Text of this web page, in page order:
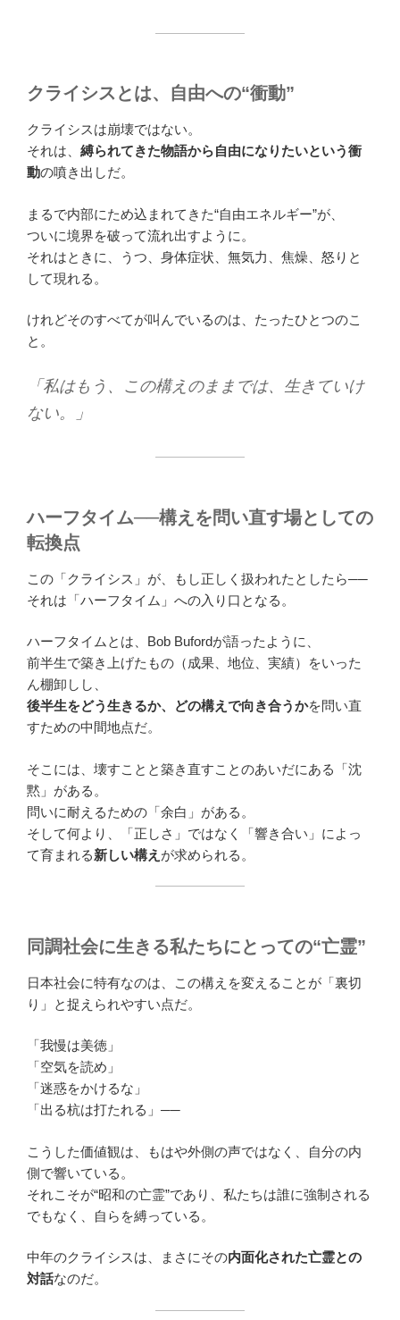
クライシスとは、自由への“衝動”
クライシスは崩壊ではない。
それは、 縛られてきた物語から自由になりたいという衝
動の噴き出しだ。
まるで内部にため込まれてきた“自由エネルギー”が、
ついに境界を破って流れ出すように。
それはときに、うつ、身体症状、無気力、焦燥、怒りと
して現れる。
けれどそのすべてが叫んでいるのは、たったひとつのこ
と。
「私はもう、この構えのままでは、生きていけ
ない。」
ハーフタイム──構えを問い直す場としての
転換点
この「クライシス」が、もし正しく扱われたとしたら──
それは「ハーフタイム」への入り口となる。
ハーフタイムとは、Bob Bufordが語ったように、
前半生で築き上げたもの（成果、地位、実績）をいった
ん棚卸しし、
後半生をどう生きるか、どの構えで向き合うかを問い直
すための中間地点だ。
そこには、壊すことと築き直すことのあいだにある「沈
黙」がある。
問いに耐えるための「余白」がある。
そして何より、「正しさ」ではなく「響き合い」によっ
て育まれる新しい構え が求められる。
同調社会に生きる私たちにとっての“亡霊”
日本社会に特有なのは、この構えを変えることが「裏切
り」と捉えられやすい点だ。
「我慢は美徳」
「空気を読め」
「迷惑をかけるな」
「出る杭は打たれる」──
こうした価値観は、もはや外側の声ではなく、自分の内
側で響いている。
それこそが“昭和の亡霊”であり、私たちは誰に強制される
でもなく、自らを縛っている。
中年のクライシスは、まさにその内面化された亡霊との
対話なのだ。